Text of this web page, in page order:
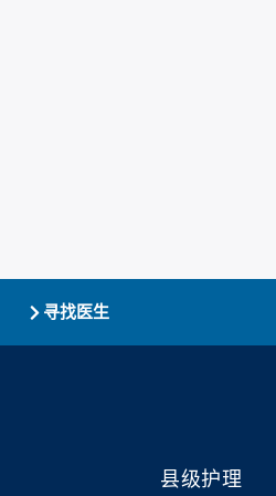
寻找医生
县级护理